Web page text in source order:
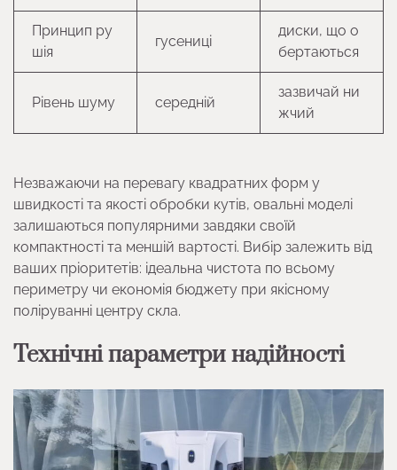
Принцип ру
шія
гусениці
диски, що о
бертаються
Рівень шуму середній
зазвичай ни
жчий
Незважаючи на перевагу квадратних форм у
швидкості та якості обробки кутів, овальні моделі
залишаються популярними завдяки своїй
компактності та меншій вартості. Вибір залежить від
ваших пріоритетів: ідеальна чистота по всьому
периметру чи економія бюджету при якісному
поліруванні центру скла.
Технічні параметри надійності